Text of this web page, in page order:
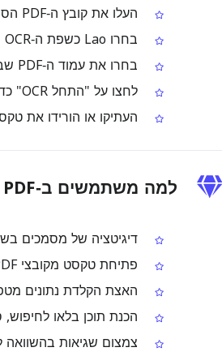
העלו את קובץ ה‑PDF הסרוק או מבוסס‑התמונה
בחרו Lao כשפת ה‑OCR
בחרו את עמוד ה‑PDF שברצונכם לעבד
לחצו על "התחל OCR" כדי לחלץ את הטקסט בלאו
העתיקו או הורידו את
למה משתמשים ב‑OCR PDF לאו
דיגיטציה של מסמכים
פתיחת טקסט מקובצי PDF שבהם לא ניתן לבחור או להעתיק
האצת הקלדת נתונים
הכנת תוכן בלאו לחיפוש,
צמצום שגיאות